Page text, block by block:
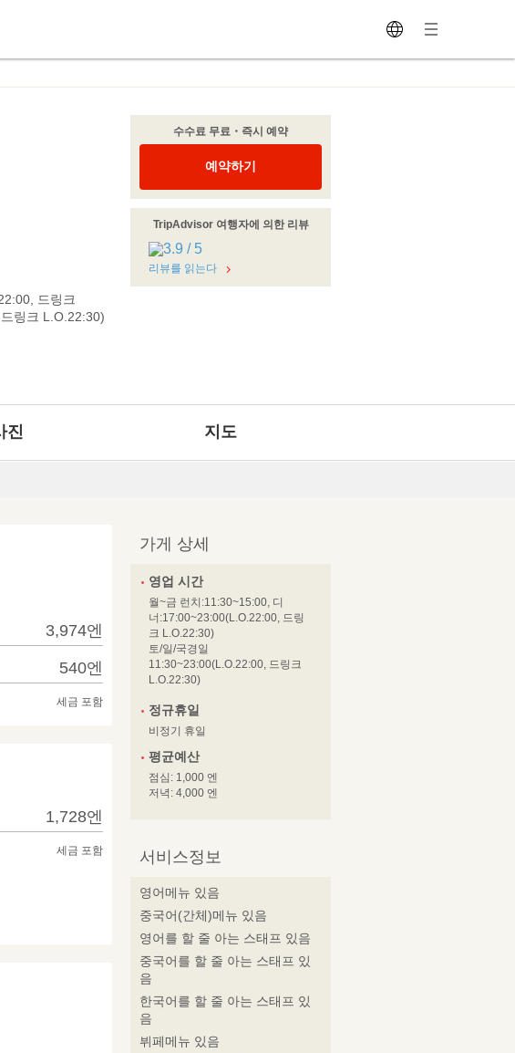
드링크
링크 L.O.22:30)
수수료 무료・즉시 예약
예약하기
TripAdvisor 여행자에 의한 리뷰
리뷰를 읽는다
진 지도
3,974엔
540엔
세금 포함
1,728엔
세금 포함
가게 상세
영업 시간
월~금 런치:11:30~15:00, 디
너:17:00~23:00(L.O.22:00, 드링
크 L.O.22:30)
토/일/국경일
11:30~23:00(L.O.22:00, 드링크
L.O.22:30)
정규휴일
비정기 휴일
평균예산
점심: 1,000 엔
저녁: 4,000 엔
서비스정보
영어메뉴 있음
중국어(간체)메뉴 있음
영어를 할 줄 아는 스태프 있음
중국어를 할 줄 아는 스태프 있
음
한국어를 할 줄 아는 스태프 있
음
뷔페메뉴 있음